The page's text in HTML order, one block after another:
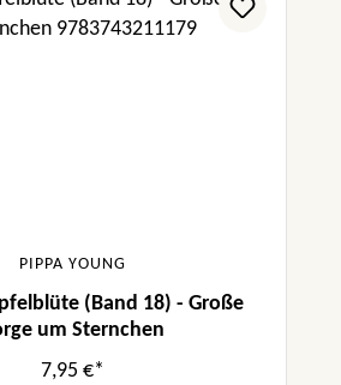
PIPPA YOUNG
(Band 18) - Große
um Sternchen
7,95 €*